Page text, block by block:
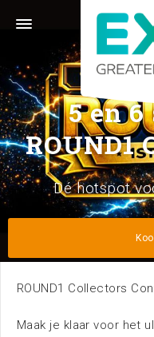
Stelling 1 · 2141 SB
023 56 60 140 ·
Volg ons5 en
ROUND1
Dé hotspot
ROUND1 Collectors
Maak je klaar voor het